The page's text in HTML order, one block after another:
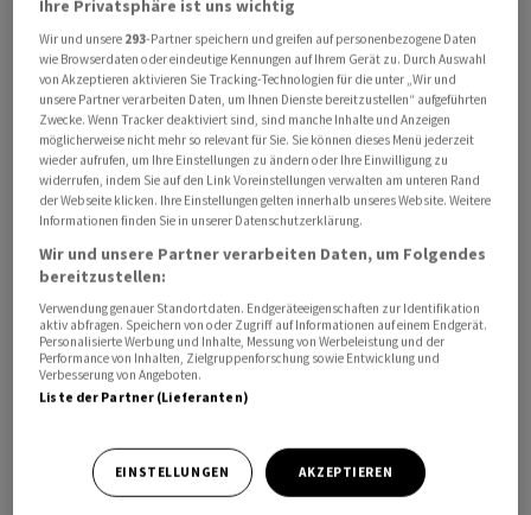
Donnerstagabend mit "Ja" oder "Nein" abstimmen.
Dem Wirtschaftsmagazin "Forbes" zufolge gingen
innerhalb der ersten 45 Minuten mehr als 700 000
Stimmen ein. Am Donnerstagmorgen waren es mehr als
2,5 Millionen. Mehr als 72 Prozent davon befürworteten
die Freischaltung gesperrter Accounts. Derartige
Erhebungen sind nicht repräsentativ. Es ist unklar, ob
und wie viele Stimmen von automatisierten Accounts
abgegeben wurden. Nach jüngsten Angaben kommt der
Musk hatte Ende Oktober angekündigt, dass vor der
Wiederaktivierung von Twitter-Konten ein Rat zum
Umgang mit kontroversen Inhalten gebildet werden
solle. In der vergangenen Woche liess der Tech-
Milliardär dann ohne Gremium nach einer
Nutzerumfrage den Account des früheren US-
Ihre Privatsphäre ist uns wichtig
Wir und unsere 293-Partner speichern und greifen auf personenbezogene Daten
wie Browserdaten oder eindeutige Kennungen auf Ihrem Gerät zu. Durch Auswahl
von Akzeptieren aktivieren Sie Tracking-Technologien für die unter „Wir und
unsere Partner verarbeiten Daten, um Ihnen Dienste bereitzustellen“ aufgeführten
Zwecke. Wenn Tracker deaktiviert sind, sind manche Inhalte und Anzeigen
möglicherweise nicht mehr so relevant für Sie. Sie können dieses Menü jederzeit
wieder aufrufen, um Ihre Einstellungen zu ändern oder Ihre Einwilligung zu
widerrufen, indem Sie auf den Link Voreinstellungen verwalten am unteren Rand
der Webseite klicken. Ihre Einstellungen gelten innerhalb unseres Website. Weitere
Informationen finden Sie in unserer Datenschutzerklärung.
Wir und unsere Partner verarbeiten Daten, um Folgendes
bereitzustellen:
Verwendung genauer Standortdaten. Endgeräteeigenschaften zur Identifikation
aktiv abfragen. Speichern von oder Zugriff auf Informationen auf einem Endgerät.
Personalisierte Werbung und Inhalte, Messung von Werbeleistung und der
Performance von Inhalten, Zielgruppenforschung sowie Entwicklung und
Verbesserung von Angeboten.
Liste der Partner (Lieferanten)
EINSTELLUNGEN AKZEPTIEREN